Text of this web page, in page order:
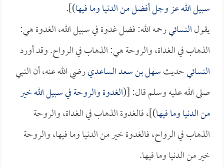
سبيل الله عز وجل أفضل من الدنيا وما فيها)].
يقولالنسائيرحمه الله: فضل غدوة في سبيل الله، الغدوة هي:
الذهاب في الغداة، والروحة هي: الذهاب في الرواح. وقد أورد
النسائيحديثسهل بن سعد الساعديرضي الله عنه، أن النبي
صلى الله عليه وسلم قال: [(الغدوة والروحة في سبيل الله خير
من الدنيا وما فيها)]، فالغدوة الذهاب في الغداة، والروحة
الذهاب في الرواح، فالغدوة خير من الدنيا وما فيها، والروحة
خير من الدنيا وما فيها.